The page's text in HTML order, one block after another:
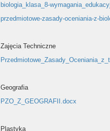
biologia_klasa_8-
przedmiotowe-zasady-oceniania-z-
Zajęcia Techniczne
Geografia
PZO_Z_GEOGRAFII.docx
Plastyka